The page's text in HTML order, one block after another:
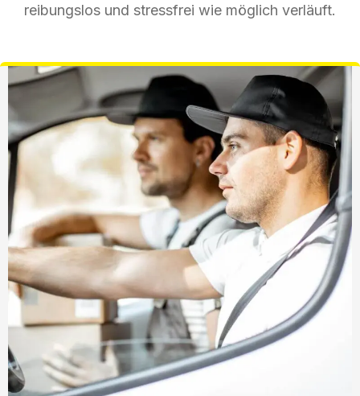
reibungslos und stressfrei wie möglich verläuft.